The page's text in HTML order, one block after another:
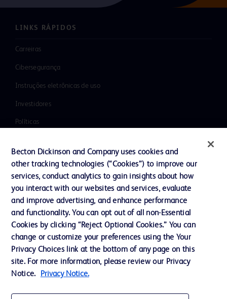
LINKS RÁPIDOS
Carreiras
Cibersegurança
Instruções eletrônicas de uso
Investidores
Políticas
Nossa empresa
Suporte
Fale conosco
Preferências de cookies
Becton Dickinson and Company uses cookies and
other tracking technologies (“Cookies”) to improve our
services, conduct analytics to gain insights about how
you interact with our websites and services, evaluate
and improve advertising, and enhance performance
and functionality. You can opt out of all non-Essential
Cookies by clicking “Reject Optional Cookies.” You can
change or customize your preferences using the Your
Privacy Choices link at the bottom of any page on this
site. For more information, please review our Privacy
Notice.
Privacy Notice.